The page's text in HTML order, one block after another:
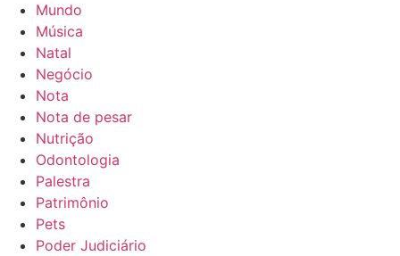
Mundo
Música
Natal
Negócio
Nota
Nota de pesar
Nutrição
Odontologia
Palestra
Patrimônio
Pets
Poder Judiciário